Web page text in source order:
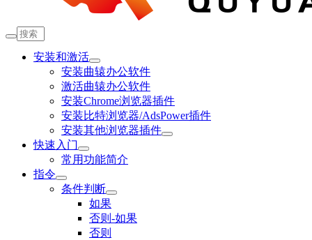
安装和激活
安装曲辕办公软件
激活曲辕办公软件
安装Chrome浏览器插件
安装比特浏览器/AdsPower插件
安装其他浏览器插件
快速入门
常用功能简介
指令
条件判断
如果
否则-如果
否则